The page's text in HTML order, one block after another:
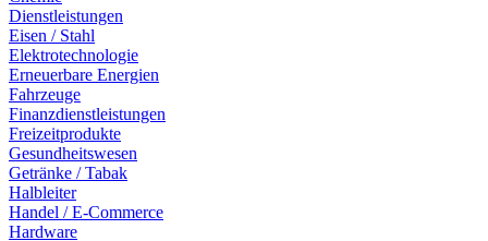
Dienstleistungen
Eisen / Stahl
Elektrotechnologie
Erneuerbare Energien
Fahrzeuge
Finanzdienstleistungen
Freizeitprodukte
Gesundheitswesen
Getränke / Tabak
Halbleiter
Handel / E-Commerce
Hardware